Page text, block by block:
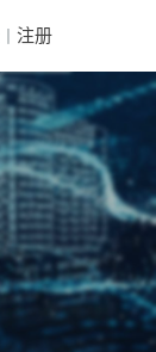
注册